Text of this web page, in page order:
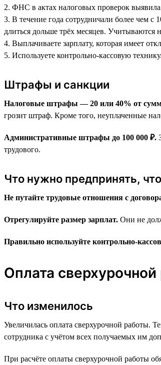
2. ФНС в актах налоговых проверок
3. В течение года сотрудничали более чем
длиться дольше трёх месяцев.
4. Выплачиваете зарплату, которая имеет
5. Используете контрольно-кассовую технику.
Штрафы и санкции
Налоговые штрафы — 20 или 40% от
грозит штраф. Кроме того, неуплаченные
Административные штрафы до 100 000 ₽.
трудового.
Что нужно предпринять,
Не путайте трудовые отношения с
Отрегулируйте размер зарплат. Они не
Правильно используйте контрольно-
Оплата
Что изменилось
Увеличилась оплата сверхурочной работы.
сотрудника с учётом всех получаемых им
При расчёте оплаты сверхурочной работы